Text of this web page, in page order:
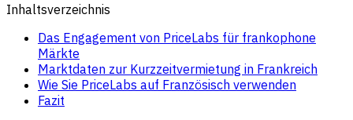
Inhaltsverzeichnis
Das Engagement von PriceLabs für frankophone
Märkte
Marktdaten zur Kurzzeitvermietung in Frankreich
Wie Sie PriceLabs auf Französisch verwenden
Fazit